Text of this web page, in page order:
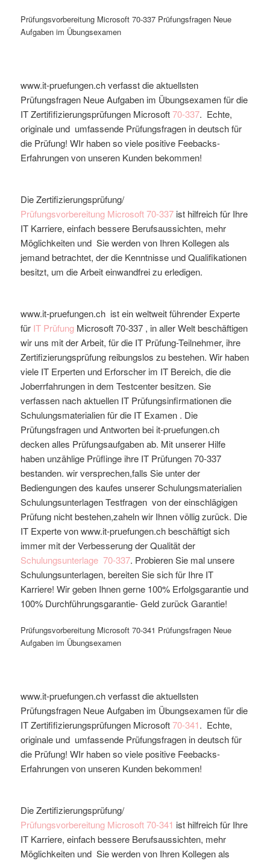
Prüfungsvorbereitung Microsoft 70-337 Prüfungsfragen Neue
Aufgaben im Übungsexamen
www.it-pruefungen.ch verfasst die aktuellsten
Prüfungsfragen Neue Aufgaben im Übungsexamen für die
IT Zertififizierungsprüfungen Microsoft70-337. Echte,
originale und umfassende Prüfungsfragen in deutsch für
die Prüfung! WIr haben so viele positive Feebacks-
Erfahrungen von unseren Kunden bekommen!
Die Zertifizierungsprüfung/
Prüfungsvorbereitung Microsoft70-337 ist hilfreich für Ihre
IT Karriere, einfach bessere Berufsaussichten, mehr
Möglichkeiten und Sie werden von Ihren Kollegen als
jemand betrachtet, der die Kenntnisse und Qualifikationen
besitzt, um die Arbeit einwandfrei zu erledigen.
www.it-pruefungen.ch ist ein weltweit führender Experte
für IT Prüfung Microsoft70-337 , in aller Welt beschäftigen
wir uns mit der Arbeit, für die IT Prüfung-Teilnehmer, ihre
Zertifizierungsprüfung reibungslos zu bestehen. Wir haben
viele IT Erperten und Erforscher im IT Bereich, die die
Joberrfahrungen in dem Testcenter besitzen. Sie
verfassen nach aktuellen IT Prüfungsinfirmationen die
Schulungsmaterialien für die IT Examen . Die
Prüfungsfragen und Antworten bei it-pruefungen.ch
decken alles Prüfungsaufgaben ab. Mit unserer Hilfe
haben unzählige Prüflinge ihre IT Prüfungen 70-337
bestanden. wir versprechen,falls Sie unter der
Bediengungen des kaufes unserer Schulungsmaterialien
Schulungsunterlagen Testfragen von der einschlägigen
Prüfung nicht bestehen,zaheln wir Ihnen völlig zurück. Die
IT Experte von www.it-pruefungen.ch beschäftigt sich
immer mit der Verbesserung der Qualität der
Schulungsunterlage 70-337. Probieren Sie mal unsere
Schulungsunterlagen, bereiten Sie sich für Ihre IT
Karriere! Wir geben Ihnen gerne 100% Erfolgsgarantie und
100% Durchführungsgarantie- Geld zurück Garantie!
Prüfungsvorbereitung Microsoft 70-341 Prüfungsfragen Neue
Aufgaben im Übungsexamen
www.it-pruefungen.ch verfasst die aktuellsten
Prüfungsfragen Neue Aufgaben im Übungsexamen für die
IT Zertififizierungsprüfungen Microsoft70-341. Echte,
originale und umfassende Prüfungsfragen in deutsch für
die Prüfung! WIr haben so viele positive Feebacks-
Erfahrungen von unseren Kunden bekommen!
Die Zertifizierungsprüfung/
Prüfungsvorbereitung Microsoft70-341 ist hilfreich für Ihre
IT Karriere, einfach bessere Berufsaussichten, mehr
Möglichkeiten und Sie werden von Ihren Kollegen als